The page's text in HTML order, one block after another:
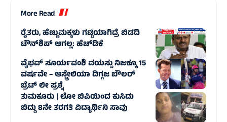
More Read
ರೈತರು, ಹೆಣ್ಣುಮಕ್ಕಳು ಗಟ್ಟಿಯಾಗಿದ್ರೆ ಬಿಡದಿ
ಟೌನ್‌ಶಿಪ್ ಆಗಲ್ಲ: ಹೆಚ್‌ಡಿಕೆ
ವೈಭವ್ ಸೂರ್ಯವಂಶಿ ವಯಸ್ಸು ನಿಜಕ್ಕೂ 15
ವರ್ಷವೇ – ಆಸ್ಟ್ರೇಲಿಯಾ ದಿಗ್ಗಜ ಬೌಲರ್
ಬ್ರೆಟ್ ಲೀ ಪ್ರಶ್ನೆ
ತುಮಕೂರು | ಲೋ ಬಿಪಿಯಿಂದ ಕುಸಿದು
ಬಿದ್ದು 8ನೇ ತರಗತಿ ವಿದ್ಯಾರ್ಥಿನಿ ಸಾವು